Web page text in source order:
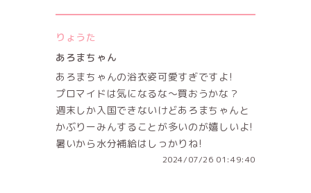
りょうた
あろまちゃん
あろまちゃんの浴衣姿可愛すぎですよ!
プロマイドは気になるな〜買おうかな？
週末しか入国できないけどあろまちゃんと
かぶりーみんすることが多いのが嬉しいよ!
暑いから水分補給はしっかりね!
2024/07/26 01:49:40